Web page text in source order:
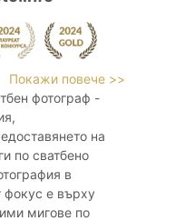
Покажи повече >>
фотограф -
на
по сватбено
в
фокус е върху
мигове по